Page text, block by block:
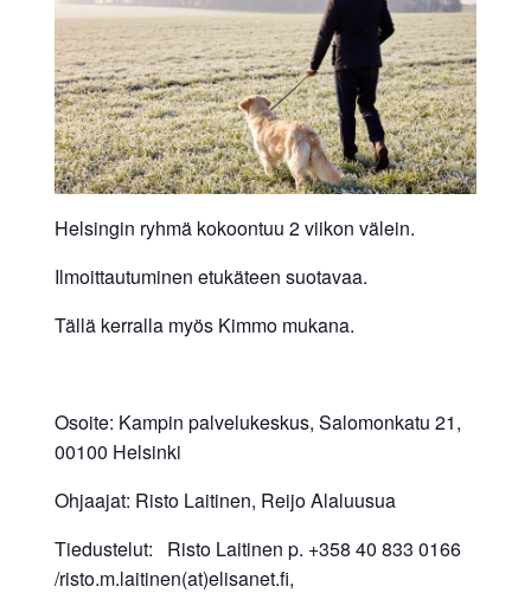
Helsingin ryhmä kokoontuu 2 viikon välein.
Ilmoittautuminen etukäteen suotavaa.
Tällä kerralla myös Kimmo mukana.
Osoite: Kampin palvelukeskus, Salomonkatu 21,
00100 Helsinki
Ohjaajat: Risto Laitinen, Reijo Alaluusua
Tiedustelut: Risto Laitinen p. +358 40 833 0166
/risto.m.laitinen(at)elisanet.fi,